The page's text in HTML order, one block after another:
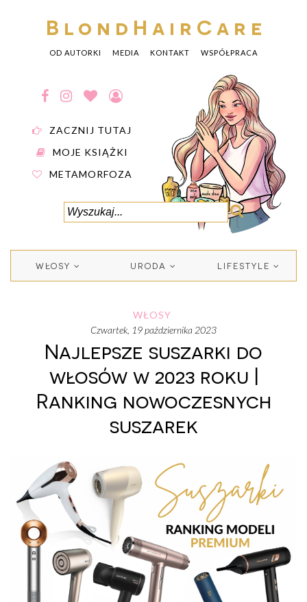
BlondHairCare
OD AUTORKI MEDIA KONTAKT WSPÓŁPRACA
ZACZNIJ TUTAJ
MOJE KSIĄŻKI
METAMORFOZA
WŁOSY URODA LIFESTYLE
WŁOSY
czwartek, 19 października 2023
Najlepsze suszarki do
włosów w 2023 roku |
Ranking nowoczesnych
suszarek